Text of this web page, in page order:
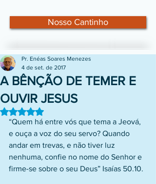
Nosso Cantinho
A BÊNÇÃO DE TEMER E
OUVIR JESUS
Pr. Enéas Soares Menezes
4 de set. de 2017
Avaliado com NaN de 5 estrelas.
“Quem há entre vós que tema a Jeová,
e ouça a voz do seu servo? Quando
andar em trevas, e não tiver luz
nenhuma, confie no nome do Senhor e
firme-se sobre o seu Deus” Isaías 50.10.